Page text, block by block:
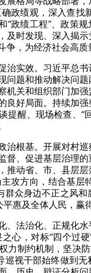
政绩观，深入查
政绩工程”、政策
时发现、深入揭
，为经济社会高质
治实效。习近平总
题和推动解决问
关和组织部门加
好局面。持续加
醒、现场检查、“
治根基。开展对村
督、促进基层治理
推动省、市、县层
攻方向，结合基
群众身边不正之风
惠及全体人民，赢
法治化、正规化
心，对标“四个过
制约机制，坚决
巡视干部始终做到